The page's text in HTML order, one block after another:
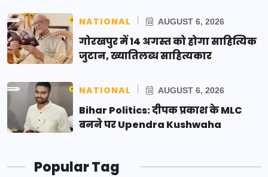
NATIONAL AUGUST 6, 2026
गोरखपुर में 14 अगस्त को होगा साहित्यिक
जुटान, ख्यातिलब्ध साहित्यकार
NATIONAL AUGUST 6, 2026
Bihar Politics: दीपक प्रकाश के MLC
बनने पर Upendra Kushwaha
Popular Tag